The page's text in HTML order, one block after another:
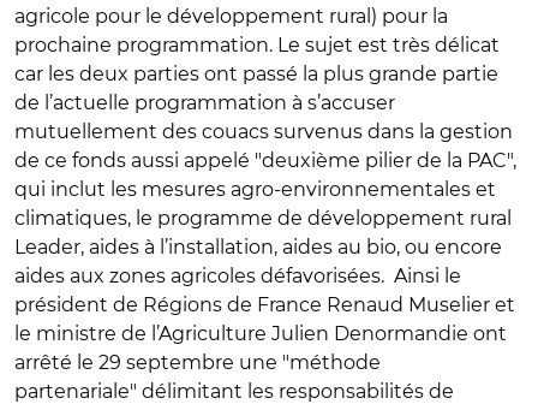
agricole pour le développement rural) pour la
prochaine programmation. Le sujet est très délicat
car les deux parties ont passé la plus grande partie
de l’actuelle programmation à s’accuser
mutuellement des couacs survenus dans la gestion
de ce fonds aussi appelé "deuxième pilier de la PAC",
qui inclut les mesures agro-environnementales et
climatiques, le programme de développement rural
Leader, aides à l’installation, aides au bio, ou encore
aides aux zones agricoles défavorisées. Ainsi le
président de Régions de France Renaud Muselier et
le ministre de l’Agriculture Julien Denormandie ont
arrêté le 29 septembre une "méthode
partenariale" délimitant les responsabilités de